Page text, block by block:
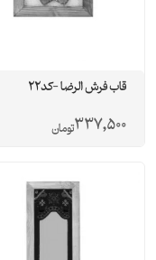
قاب فرش الرضا -كد22
337,500تومان